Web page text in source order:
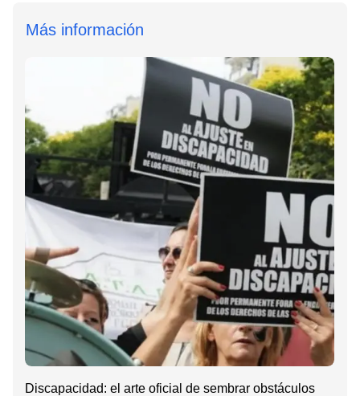
Más información
Discapacidad: el arte oficial de sembrar obstáculos